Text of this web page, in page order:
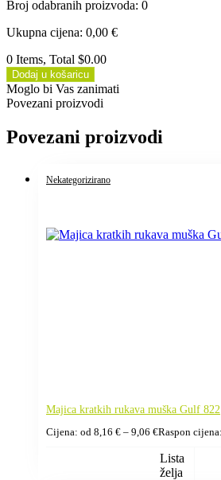
Broj odabranih proizvoda: 0
Ukupna cijena: 0,00 €
0 Items, Total $0.00
Dodaj u košaricu
Moglo bi Vas zanimati
Povezani proizvodi
Povezani proizvodi
Nekategorizirano
Majica kratkih rukava muška Gulf 822
Cijena: od 8,16 € – 9,06 €Raspon
Lista
želja